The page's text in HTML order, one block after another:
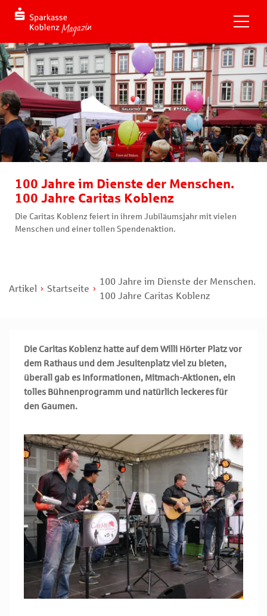
100 Jahre im Dienste der Menschen.
100 Jahre Caritas Koblenz
Die Caritas Koblenz feiert in ihrem Jubiläumsjahr mit vielen
Menschen und einer tollen Spendenaktion.
Artikel Startseite
100 Jahre im Dienste der Menschen.
100 Jahre Caritas Koblenz
Die Caritas Koblenz hatte auf dem Willi Hörter Platz vor
dem Rathaus und dem Jesuitenplatz viel zu bieten,
überall gab es Informationen, Mitmach-Aktionen, ein
tolles Bühnenprogramm und natürlich leckeres für
den Gaumen.